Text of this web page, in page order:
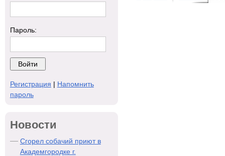
Пароль:
Регистрация | Напомнить
пароль
Новости
Сгорел собачий приют в
Академгородке г.